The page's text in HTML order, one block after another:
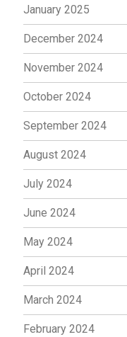
January 2025
December 2024
November 2024
October 2024
September 2024
August 2024
July 2024
June 2024
May 2024
April 2024
March 2024
February 2024